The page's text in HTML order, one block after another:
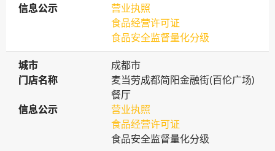
信息公示
信息公示
营业执照
食品经营许可证
食品安全监督量化分级
城市
城市
成都市
门店名称
门店名称
麦当劳成都简阳金融街(百伦广场)
餐厅
信息公示
信息公示
营业执照
食品经营许可证
食品安全监督量化分级